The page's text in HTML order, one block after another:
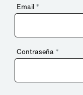
Email *
Contraseña *